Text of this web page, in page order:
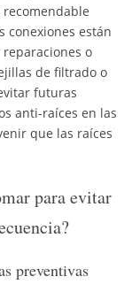
conexiones están
o
de filtrado o
futuras
anti-raíces en las
que las raíces
para evitar
preventivas